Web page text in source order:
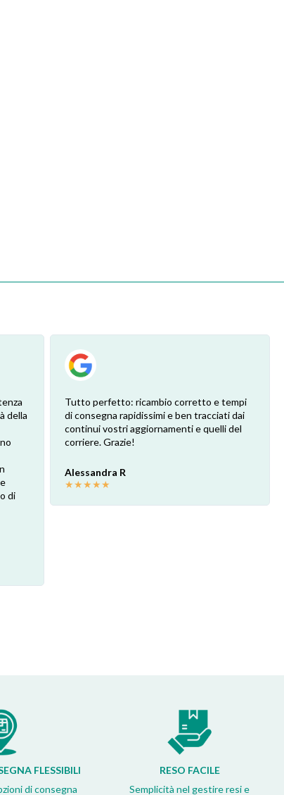
della
di
Tutto perfetto: ricambio corretto e tempi
di consegna rapidissimi e ben tracciati dai
continui vostri aggiornamenti e quelli del
corriere. Grazie!
Alessandra R
★★★★★
FLESSIBILI
di consegna
RESO FACILE
Semplicità nel gestire resi e